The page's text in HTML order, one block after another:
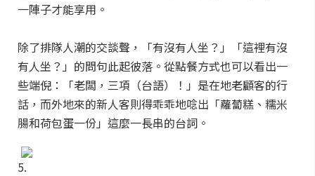
一陣子才能享用。
除了排隊人潮的交談聲，「有沒有人坐？」「這裡有沒
有人坐？」的問句此起彼落。從點餐方式也可以看出一
些端倪：「老闆，三項（台語）！」是在地老顧客的行
話，而外地來的新人客則得乖乖地唸出「蘿蔔糕、糯米
腸和荷包蛋一份」這麼一長串的台詞。
5.